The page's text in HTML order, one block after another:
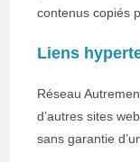
contenus copiés
Liens
Réseau
d’autres sites
sans garantie